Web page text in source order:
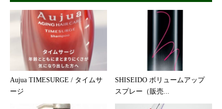
Aujua TIMESURGE / タイムサ
ージ
SHISEIDO ボリュームアップ
スプレー（販売...